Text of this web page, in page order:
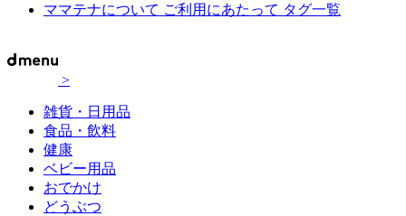
ママテナについて ご利用にあたって タグ一覧
>
雑貨・日用品
食品・飲料
健康
ベビー用品
おでかけ
どうぶつ